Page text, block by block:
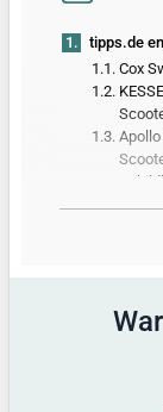
1.
tipps.de
1.1. Cox
1.2.
1.3.
So hat